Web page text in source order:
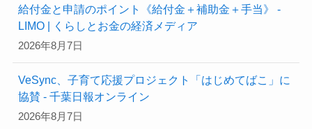
給付金と申請のポイント《給付金＋補助金＋手当》 -
LIMO | くらしとお金の経済メディア
2026年8月7日
VeSync、子育て応援プロジェクト「はじめてばこ」に
協賛 - 千葉日報オンライン
2026年8月7日